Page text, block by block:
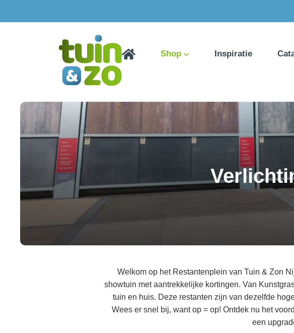
Shop Inspiratie
Welkom op het Restantenplein van Tuin & Zon
showtuin met aantrekkelijke kortingen. Van
tuin en huis. Deze restanten zijn van dezelfde
Wees er snel bij, want op = op! Ontdek nu het
een